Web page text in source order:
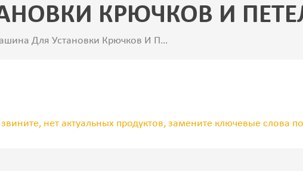
КРЮЧКОВ И
Машина Для Установки Крючков И Петель
нет актуальных продуктов, замените ключевые слова